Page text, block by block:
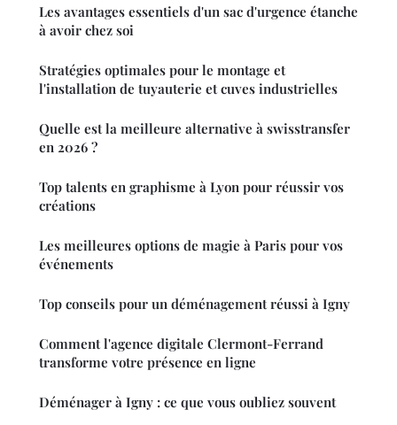
Les avantages essentiels d'un sac d'urgence étanche
à avoir chez soi
Stratégies optimales pour le montage et
l'installation de tuyauterie et cuves industrielles
Quelle est la meilleure alternative à swisstransfer
en 2026 ?
Top talents en graphisme à Lyon pour réussir vos
créations
Les meilleures options de magie à Paris pour vos
événements
Top conseils pour un déménagement réussi à Igny
Comment l'agence digitale Clermont-Ferrand
transforme votre présence en ligne
Déménager à Igny : ce que vous oubliez souvent